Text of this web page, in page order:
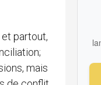
partout,
mais